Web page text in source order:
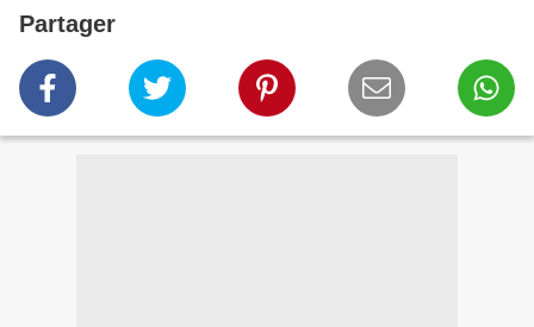
Partager